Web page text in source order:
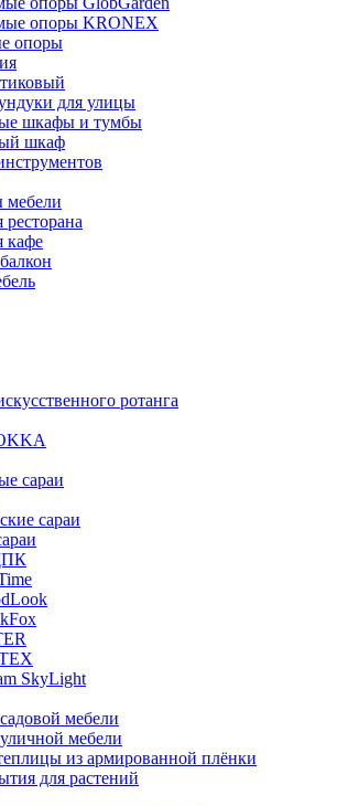
опоры KRONEX
опоры
для улицы
шкафы и тумбы
шкаф
мебели
кафе
ротанга
сараи
сараи
SkyLight
мебели
мебели
из армированной плёнки
для растений